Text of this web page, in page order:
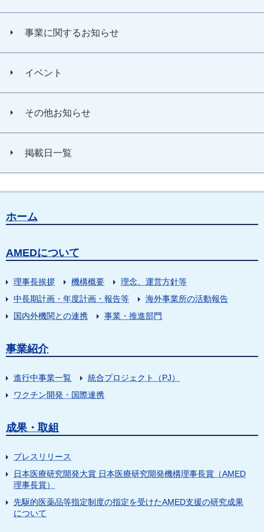
事業に関するお知らせ
イベント
その他お知らせ
掲載日一覧
ホーム
AMEDについて
理事長挨拶 機構概要
理念、運営方針等
中長期計画・年度計画・報告等
海外事業所の活動報告
国内外機関との連携
事業・推進部門
事業紹介
進行中事業一覧
統合プロジェクト（PJ）
ワクチン開発・国際連携
成果・取組
プレスリリース
日本医療研究開発大賞 日本医療研究開発機構理事長賞（AMED
理事長賞）
先駆的医薬品等指定制度の指定を受けたAMED支援の研究成果
について